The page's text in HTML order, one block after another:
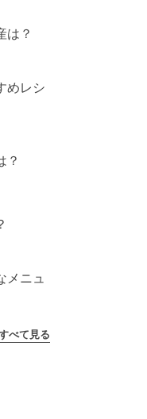
は？
めレシ
？
メニュ
べて見る